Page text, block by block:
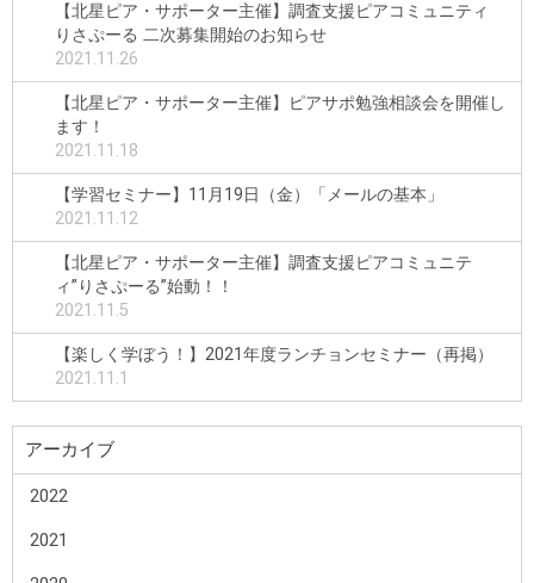
【北星ピア・サポーター主催】調査支援ピアコミュニティ
りさぷーる 二次募集開始のお知らせ
2021.11.26
【北星ピア・サポーター主催】ピアサポ勉強相談会を開催し
ます！
2021.11.18
【学習セミナー】11月19日（金）「メールの基本」
2021.11.12
【北星ピア・サポーター主催】調査支援ピアコミュニテ
ィ”りさぷーる”始動！！
2021.11.5
【楽しく学ぼう！】2021年度ランチョンセミナー（再掲）
2021.11.1
アーカイブ
2022
2021